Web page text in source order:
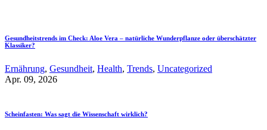
Gesundheitstrends im Check: Aloe Vera – natürliche Wunderpflanze oder überschätzter
Klassiker?
Ernährung, Gesundheit, Health, Trends, Uncategorized
Apr. 09, 2026
Scheinfasten: Was sagt die Wissenschaft wirklich?